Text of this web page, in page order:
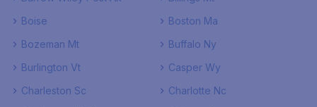
Boise
Boston Ma
Bozeman Mt
Buffalo Ny
Burlington Vt
Casper Wy
Charleston Sc
Charlotte Nc